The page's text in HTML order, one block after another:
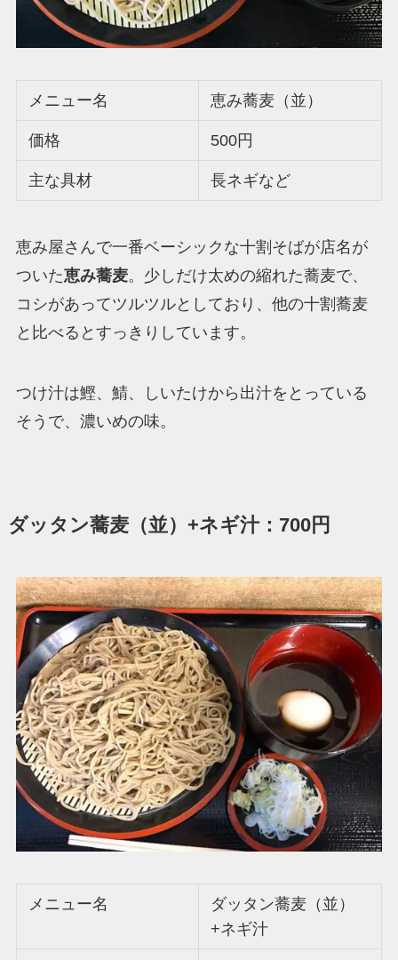
メニュー名 恵み蕎麦（並）
価格 500円
主な具材 長ネギなど
恵み屋さんで一番ベーシックな十割そばが店名が
ついた恵み蕎麦。少しだけ太めの縮れた蕎麦で、
コシがあってツルツルとしており、他の十割蕎麦
と比べるとすっきりしています。
つけ汁は鰹、鯖、しいたけから出汁をとっている
そうで、濃いめの味。
ダッタン蕎麦（並）+ネギ汁：700円
メニュー名
ダッタン蕎麦（並）
+ネギ汁